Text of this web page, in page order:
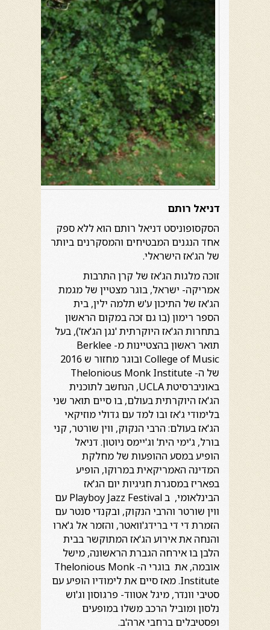
דניאל רותם
הסקסופוניסט דניאל רותם הוא ללא ספק
אחד הנגנים המבטיחים והמסקרנים ביותר
של הג'אז הישראלי.
זוכה מלגות הג'אז של קרן התרבות
אמריקה- ישראל, בוגר מצטיין של מגמת
הג'אז של התיכון ע'ש תלמה ילין, בית
הספר רימון (בו גם זכה במקום הראשון
בתחרות הג'אז היוקרתית 'נגן הג'אז'), בעל
תואר ראשון בהצטיינות מ- Berklee
College of Music ובוגר מחזור ש 2016
של ה- Thelonious Monk Institute
באוניברסיטת UCLA, הנחשב לתוכנית
הג'אז היוקרתית בעולם, בו סיים תואר שני
בלימודי ג'אז ובו למד עם גדולי מוזיקאי
הג'אז בעולם: הרבי הנקוק, ווין שורטר, קני
בורל, ג'ימי הית' וג'יימס ניוטון. דניאל
הופיע במסע ההופעות של מחלקת
המדינה האמריקאית במרוקו, הופיע
בפאריז במסגרת חגיגיות יום הג'אז
הבינלאומי, ב Playboy Jazz Festival עם
ווין שורטר והרבי הנקוק, ובקנדי סנטר עם
הזמרת די די ברידג'וואטר, והזמר אל ג'ארו
והנחה את אירוע הג'אז המתוקשר בבית
הלבן בו אירחה הגברת הראשונה, מישל
אובמה, את בוגרי ה- Thelonious Monk
Institute. מאז סיים את לימודיו הופיע עם
סטיבי וונדר, מיגל אטווד- פרגוסון וג'וש
נלסון ומוביל הרכב משלו במופעים
ופסטיבלים ברחבי ארה'ב.